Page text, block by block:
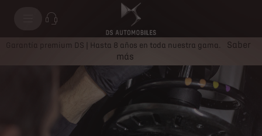
Garantía premium DS | Hasta 8 años en toda nuestra gama.
Saber
más